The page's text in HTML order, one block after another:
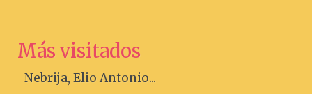
Más visitados
Nebrija, Elio Antonio...